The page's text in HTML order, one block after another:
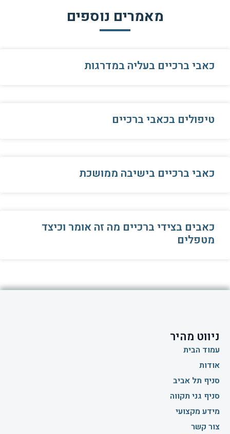
מאמרים נוספים
כאבי ברכיים בעליה במדרגות
טיפולים בכאבי ברכיים
כאבי ברכיים בישיבה ממושכת
כאבים בצידי ברכיים מה זה אומר וכיצד
מטפלים
ניווט מהיר
עמוד הבית
אודות
סניף תל אביב
סניף גני תקווה
מידע מקצועי
צור קשר